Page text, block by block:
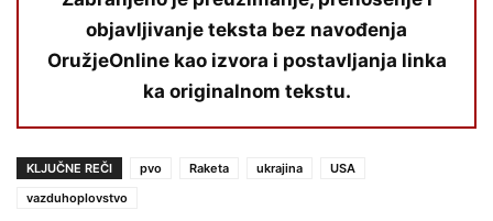
objavljivanje teksta bez navođenja
OružjeOnline kao izvora i postavljanja linka
ka originalnom tekstu.
KLJUČNE REČI pvo Raketa ukrajina
USA
vazduhoplovstvo